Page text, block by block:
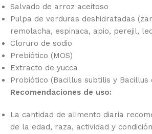
Salvado de arroz aceitoso
Pulpa de verduras deshidratadas
remolacha, espinaca, apio, perejil,
Cloruro de sodio
Prebiótico (MOS)
Extracto de yucca
Probiótico (Bacillus subtilis y Bacillus
Recomendaciones de uso:
La cantidad de alimento diaria
de la edad, raza, actividad y